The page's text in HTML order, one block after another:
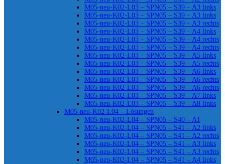
M05-neu-K02-L03 – SPN05 – S39 – A3 links
M05-neu-K02-L03 – SPN05 – S39 – A3 links
M05-neu-K02-L03 – SPN05 – S39 – A3 rechts
M05-neu-K02-L03 – SPN05 – S39 – A4 links
M05-neu-K02-L03 – SPN05 – S39 – A4 rechts
M05-neu-K02-L03 – SPN05 – S39 – A4 rechts
M05-neu-K02-L03 – SPN05 – S39 – A5 links
M05-neu-K02-L03 – SPN05 – S39 – A5 rechts
M05-neu-K02-L03 – SPN05 – S39 – A6 links
M05-neu-K02-L03 – SPN05 – S39 – A6 rechts
M05-neu-K02-L03 – SPN05 – S39 – A6 rechts
M05-neu-K02-L03 – SPN05 – S39 – A7 links
M05-neu-K02-L03 – SPN05 – S39 – A8 links
M05-neu-K02-L04 – Lösungen
M05-neu-K02-L04 – SPN05 – S40 – A1
M05-neu-K02-L04 – SPN05 – S41 – A2 links
M05-neu-K02-L04 – SPN05 – S41 – A2 rechts
M05-neu-K02-L04 – SPN05 – S41 – A3 links
M05-neu-K02-L04 – SPN05 – S41 – A3 rechts
M05-neu-K02-L04 – SPN05 – S41 – A4 links